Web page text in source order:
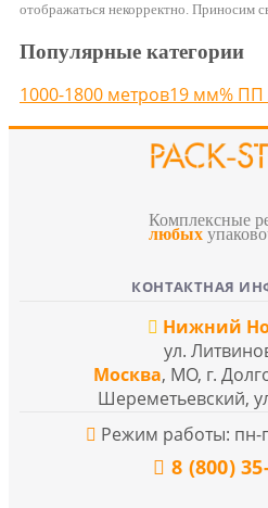
отображаться некорректно. Приносим
Популярные категории
1000-1800 метров19 мм% ПП
Комплексные
любых
КОНТАКТНАЯ
Нижний
ул.
Москва, МО, г.
Шереметьевский,
Режим работы: пн-
8 (800)